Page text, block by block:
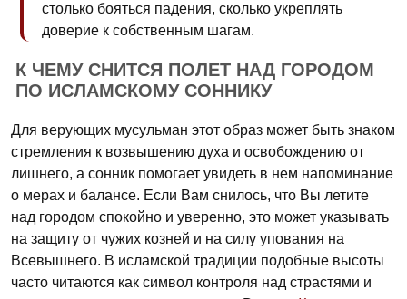
столько бояться падения, сколько укреплять
доверие к собственным шагам.
К ЧЕМУ СНИТСЯ ПОЛЕТ НАД ГОРОДОМ
ПО ИСЛАМСКОМУ СОННИКУ
Для верующих мусульман этот образ может быть знаком
стремления к возвышению духа и освобождению от
лишнего, а сонник помогает увидеть в нем напоминание
о мерах и балансе. Если Вам снилось, что Вы летите
над городом спокойно и уверенно, это может указывать
на защиту от чужих козней и на силу упования на
Всевышнего. В исламской традиции подобные высоты
часто читаются как символ контроля над страстями и